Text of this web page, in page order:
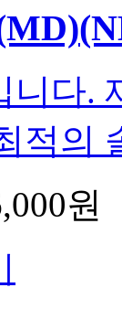
니다.
적의
원